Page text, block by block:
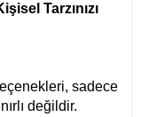
Tarzınızı
sadece
değildir.